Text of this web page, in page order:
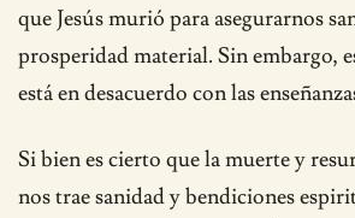
que Jesús murió para asegurarnos
prosperidad material. Sin embargo,
está en desacuerdo con las
Si bien es cierto que la muerte y
nos trae sanidad y bendiciones